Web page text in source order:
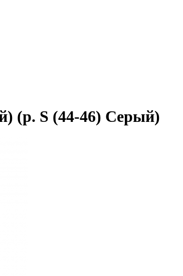
(р. S (44-46) Серый)